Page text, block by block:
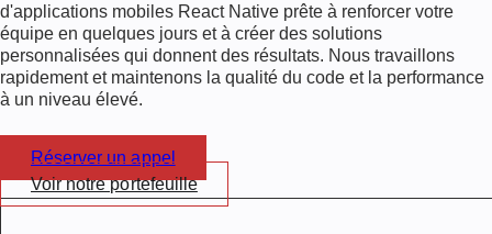
d'applications mobiles React Native prête à renforcer votre
équipe en quelques jours et à créer des solutions
personnalisées qui donnent des résultats. Nous travaillons
rapidement et maintenons la qualité du code et la performance
à un niveau élevé.
Réserver un appel
Voir notre portefeuille